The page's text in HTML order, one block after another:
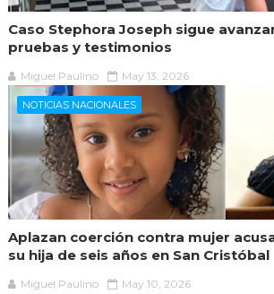
Caso Stephora Joseph sigue
pruebas y testimonios
Miguel Paulino May 13, 2026
NOTICIAS NACIONALES
Aplazan coerción contra mujer
su hija de seis años en San Cristóbal
Miguel Paulino May 10, 2026